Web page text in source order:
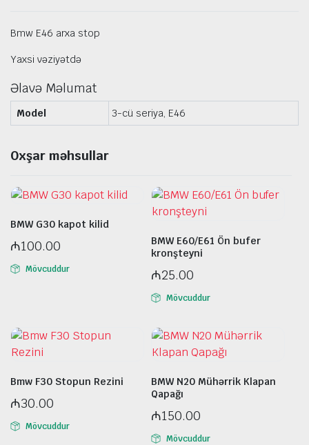
Bmw E46 arxa stop
Yaxsi vəziyətdə
Əlavə Məlumat
Model 3-cü seriya, E46
Oxşar məhsullar
BMW G30 kapot kilid
₼100.00
Mövcuddur
BMW E60/E61 Ön bufer
kronşteyni
₼25.00
Mövcuddur
Bmw F30 Stopun Rezini
₼30.00
Mövcuddur
BMW N20 Mühərrik Klapan
Qapağı
₼150.00
Mövcuddur